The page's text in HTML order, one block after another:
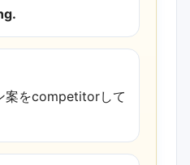
案をcompetitorして